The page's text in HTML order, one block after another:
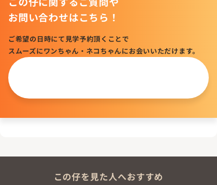
お問い合わせはこちら！
ご希望の日時にて見学予約頂くことで
スムーズにワンちゃん・ネコちゃんにお会いいただけます。
この仔を見た人へおすすめ